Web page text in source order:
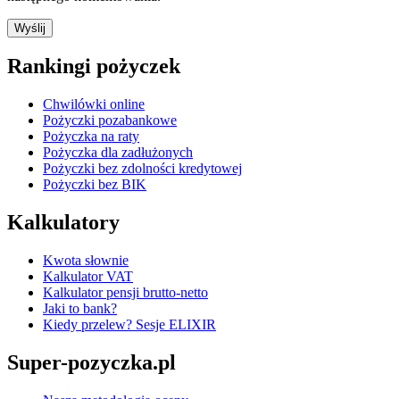
Rankingi pożyczek
Chwilówki online
Pożyczki pozabankowe
Pożyczka na raty
Pożyczka dla zadłużonych
Pożyczki bez zdolności kredytowej
Pożyczki bez BIK
Kalkulatory
Kwota słownie
Kalkulator VAT
Kalkulator pensji brutto-netto
Jaki to bank?
Kiedy przelew? Sesje ELIXIR
Super-pozyczka.pl